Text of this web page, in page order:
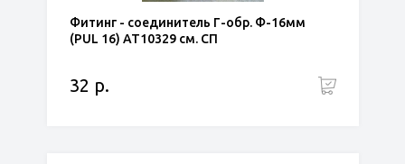
Фитинг - соединитель Г-обр. Ф-16мм
(PUL 16) АТ10329 см. СП
32 р.